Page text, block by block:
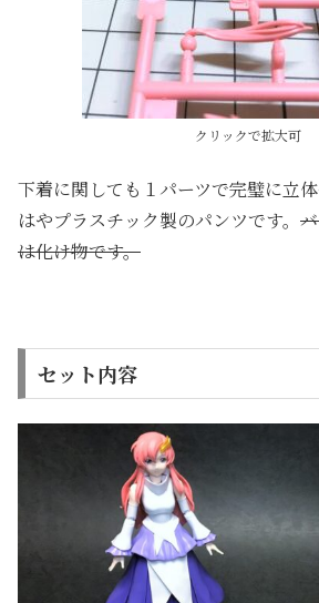
クリックで拡大可
下着に関しても１パーツで完璧に立
はやプラスチック製のパンツです。
は化け物です。
セット内容